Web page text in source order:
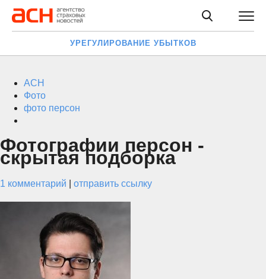
УРЕГУЛИРОВАНИЕ УБЫТКОВ
АСН
Фото
фото персон
Фотографии персон -
скрытая подборка
1 комментарий отправить ссылку